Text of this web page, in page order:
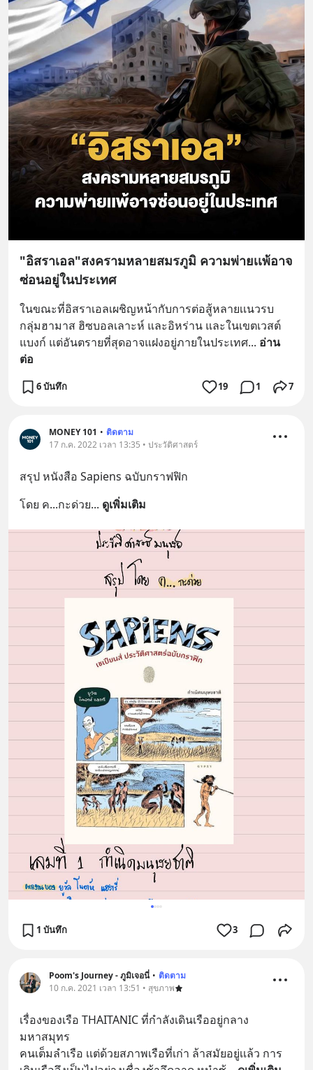
"อิสราเอล"สงครามหลายสมรภูมิ ความพ่ายเเพ้อาจ
ซ่อนอยู่ในประเทศ
ในขณะที่อิสราเอลเผชิญหน้ากับการต่อสู้หลายเเนวรบ
กลุ่มฮามาส ฮิซบอลเลาะห์ และอิหร่าน และในเขตเวสต์
แบงก์ แต่อันตรายที่สุดอาจแฝงอยู่ภายในประเทศ... อ่าน
ต่อ
6 บันทึก 19 1 7
MONEY 101 • ติดตาม
17 ก.ค. 2022 เวลา 13:35 • ประวัติศาสตร์
สรุป หนังสือ Sapiens ฉบับกราฟฟิก
โดย ค...กะด่วย... ดูเพิ่มเติม
1 บันทึก 3
Poom's Journey - ภูมิเจอนี่ • ติดตาม
10 ก.ค. 2021 เวลา 13:51 • สุขภาพ
เรื่องของเรือ THAITANIC ที่กำลังเดินเรืออยู่กลาง
มหาสมุทร
คนเต็มลำเรือ เเต่ด้วยสภาพเรือที่เก่า ล้าสมัยอยู่เเล้ว การ